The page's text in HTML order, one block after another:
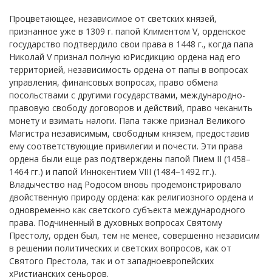
Процветающее, независимое от светских князей,
признанное уже в 1309 г. папой Климентом V, орденское
государство подтвердило свои права в 1448 г., когда папа
Николай V признал полную юРисдикцию ордена над его
территорией, независимость ордена от папы в вопросах
управления, финансовых вопросах, право обмена
посольствами с другими государствами, международно-
правовую свободу договоров и действий, право чеканить
монету и взимать налоги. Папа также признал Великого
Магистра независимым, свободным князем, предоставив
ему соответствующие привилегии и почести. Эти права
ордена были еще раз подтверждены папой Пием II (1458–
1464 гг.) и папой Иннокентием VIII (1484–1492 гг.).
Владычество над Родосом вновь продемонстрировало
двойственную природу ордена: как религиозного ордена и
одновременно как светского субъекта международного
права. Подчиненный в духовных вопросах Святому
Престолу, орден был, тем не менее, совершенно независим
в решении политических и светских вопросов, как от
Святого Престола, так и от западноевропейских
хРистианских сеньоров.